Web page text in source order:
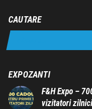
CAUTARE
EXPOZANTI
F&H Expo –
vizitatori zilnici